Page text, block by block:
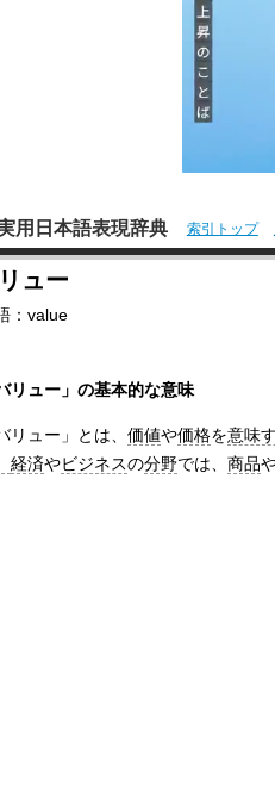
用日本語表現辞典 索引トップ
ュー
： value
リュー」の基本的な意味
リュー」とは、 価値や価格を意味
経済やビジネスの分野では、 商品